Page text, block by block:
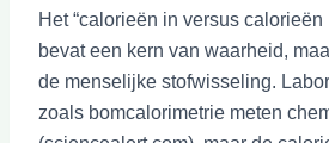
Het “calorieën in versus calorieën
bevat een kern van waarheid,
de menselijke stofwisseling.
zoals bomcalorimetrie meten